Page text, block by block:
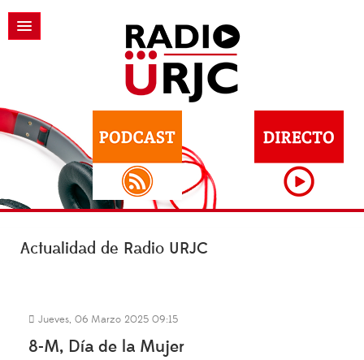
Actualidad de Radio URJC
Jueves, 06 Marzo 2025 09:15
8-M, Día de la Mujer